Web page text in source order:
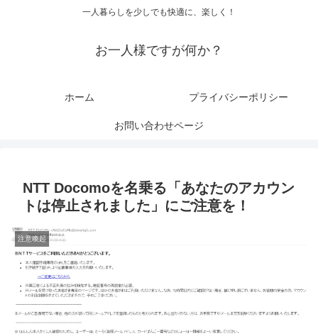
一人暮らしを少しでも快適に、楽しく！
お一人様ですが何か？
ホーム プライバシーポリシー
お問い合わせページ
NTT Docomoを名乗る「あなたのアカウン
トは停止されました」にご注意を！
注意喚起